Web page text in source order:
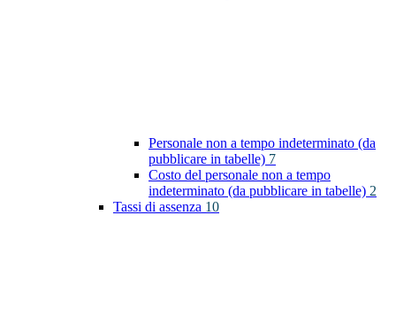
Personale non a tempo indeterminato (da
pubblicare in tabelle) 7
Costo del personale non a tempo
indeterminato (da pubblicare in tabelle) 2
Tassi di assenza 10